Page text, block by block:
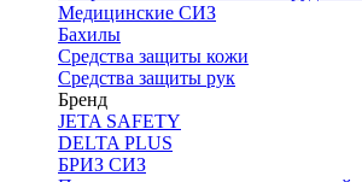
Медицинские СИЗ
Бахилы
Средства защиты кожи
Средства защиты рук
Бренд
JETA SAFETY
DELTA PLUS
БРИЗ СИЗ